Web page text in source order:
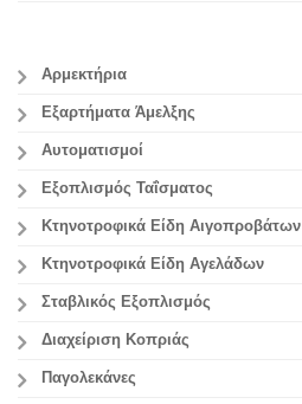
Αρμεκτήρια
Εξαρτήματα Άμελξης
Αυτοματισμοί
Εξοπλισμός Ταΐσματος
Κτηνοτροφικά Είδη Αιγοπροβάτων
Κτηνοτροφικά Είδη Αγελάδων
Σταβλικός Εξοπλισμός
Διαχείριση Κοπριάς
Παγολεκάνες